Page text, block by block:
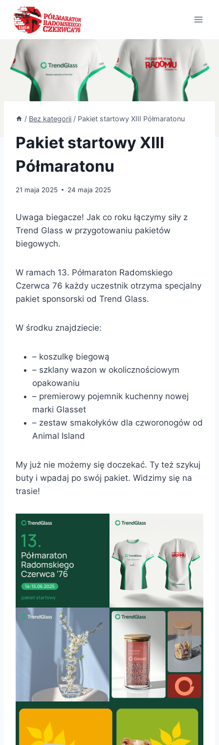
Przejdź
treści
/ Bez kategorii / Pakiet startowy XIII Półmaratonu
Pakiet startowy XIII
Półmaratonu
21 maja 2025 24 maja 2025
Uwaga biegacze! Jak co roku łączymy siły z
Trend Glass w przygotowaniu pakietów
biegowych.
W ramach 13. Półmaraton Radomskiego
Czerwca 76 każdy uczestnik otrzyma specjalny
pakiet sponsorski od Trend Glass.
W środku znajdziecie:
– koszulkę biegową
– szklany wazon w okolicznościowym
opakowaniu
– premierowy pojemnik kuchenny nowej
marki Glasset
– zestaw smakołyków dla czworonogów od
Animal Island
My już nie możemy się doczekać. Ty też szykuj
buty i wpadaj po swój pakiet. Widzimy się na
trasie!